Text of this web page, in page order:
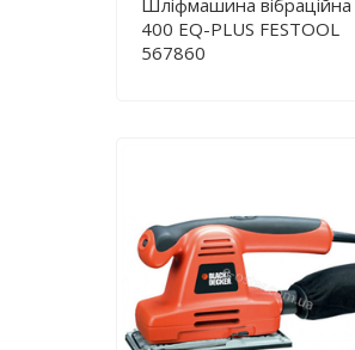
Шліфмашина вібраційна
400 ЕQ-PLUS FESTOOL
567860